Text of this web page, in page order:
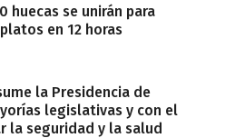
huecas se unirán para
en 12 horas
la Presidencia de
legislativas y con el
la seguridad y la salud